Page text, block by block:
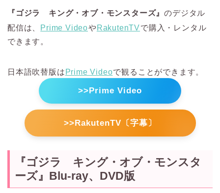
『ゴジラ キング・オブ・モンスターズ』のデジタル
配信は、
Prime VideoやRakutenTVで購入・レンタル
できます。
日本語吹替版は Prime Videoで観ることができます。
>>Prime Video
>>RakutenTV〔字幕〕
『ゴジラ キング・オブ・モンスタ
ーズ』Blu-ray、DVD版